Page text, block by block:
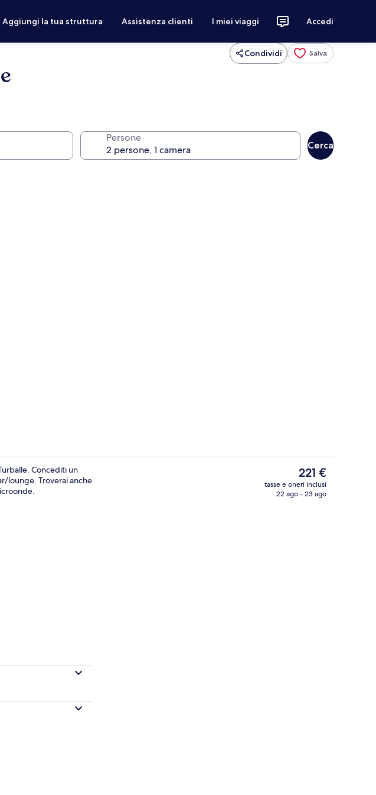
Aggiungi la tua struttura Assistenza clienti I miei viaggi Accedi
Condividi Salva
Persone
Cerca
Concediti un
lounge. Troverai anche
Il
prezzo
attuale
221 €
tasse e oneri inclusi
22 ago - 23 ago